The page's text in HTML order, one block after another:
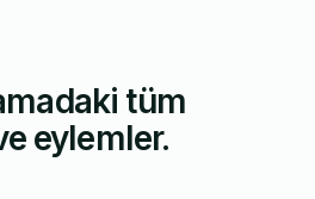
tüm
eylemler.